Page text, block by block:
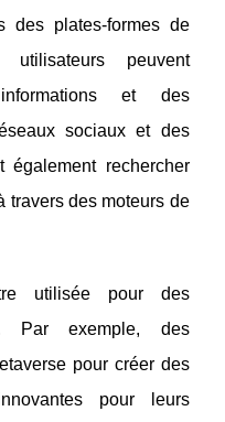
des plates-formes de
utilisateurs peuvent
et des
sociaux et des
également rechercher
travers des moteurs de
utilisée pour des
Par exemple, des
pour créer des
pour leurs